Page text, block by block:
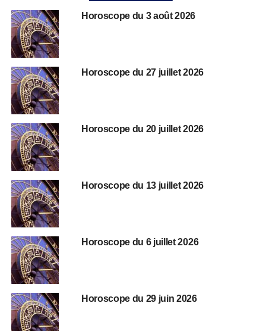
Horoscope du 3 août 2026
Horoscope du 27 juillet 2026
Horoscope du 20 juillet 2026
Horoscope du 13 juillet 2026
Horoscope du 6 juillet 2026
Horoscope du 29 juin 2026